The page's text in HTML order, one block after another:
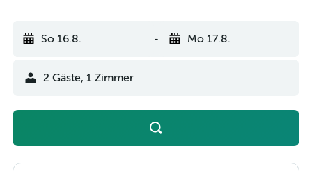
So 16.8. - Mo 17.8.
2 Gäste, 1 Zimmer